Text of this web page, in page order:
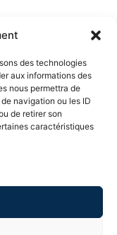
des technologies
aux informations des
nous permettra de
navigation ou les ID
de retirer son
caractéristiques
– Lire
Prochain
dissimulé,
jour, ruptures